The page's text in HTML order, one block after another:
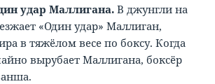
удар Маллигана.В джунгли на
«Один удар» Маллиган,
в тяжёлом весе по боксу. Когда
вырубает Маллигана, боксёр